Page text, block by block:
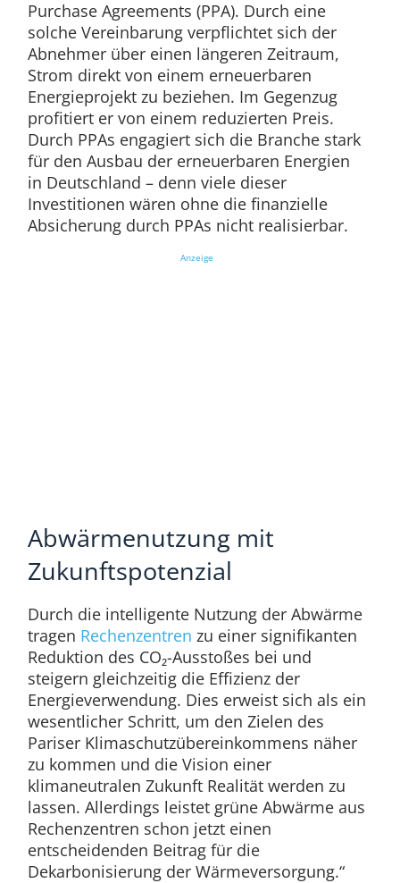
Purchase Agreements (PPA). Durch eine
solche Vereinbarung verpflichtet sich der
Abnehmer über einen längeren Zeitraum,
Strom direkt von einem erneuerbaren
Energieprojekt zu beziehen. Im Gegenzug
profitiert er von einem reduzierten Preis.
Durch PPAs engagiert sich die Branche stark
für den Ausbau der erneuerbaren Energien
in Deutschland – denn viele dieser
Investitionen wären ohne die finanzielle
Absicherung durch PPAs nicht realisierbar.
Anzeige
Abwärmenutzung mit
Zukunftspotenzial
Durch die intelligente Nutzung der Abwärme
tragen Rechenzentren zu einer signifikanten
Reduktion des CO₂-Ausstoßes bei und
steigern gleichzeitig die Effizienz der
Energieverwendung. Dies erweist sich als ein
wesentlicher Schritt, um den Zielen des
Pariser Klimaschutzübereinkommens näher
zu kommen und die Vision einer
klimaneutralen Zukunft Realität werden zu
lassen. Allerdings leistet grüne Abwärme aus
Rechenzentren schon jetzt einen
entscheidenden Beitrag für die
Dekarbonisierung der Wärmeversorgung.“